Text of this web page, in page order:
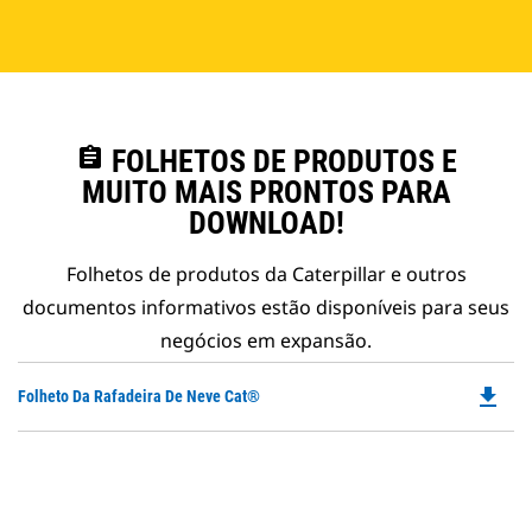
assignment FOLHETOS DE PRODUTOS E
MUITO MAIS PRONTOS PARA
DOWNLOAD!
Folhetos de produtos da Caterpillar e outros
documentos informativos estão disponíveis para seus
negócios em expansão.
Folheto Da Rafadeira De Neve Cat® file_download